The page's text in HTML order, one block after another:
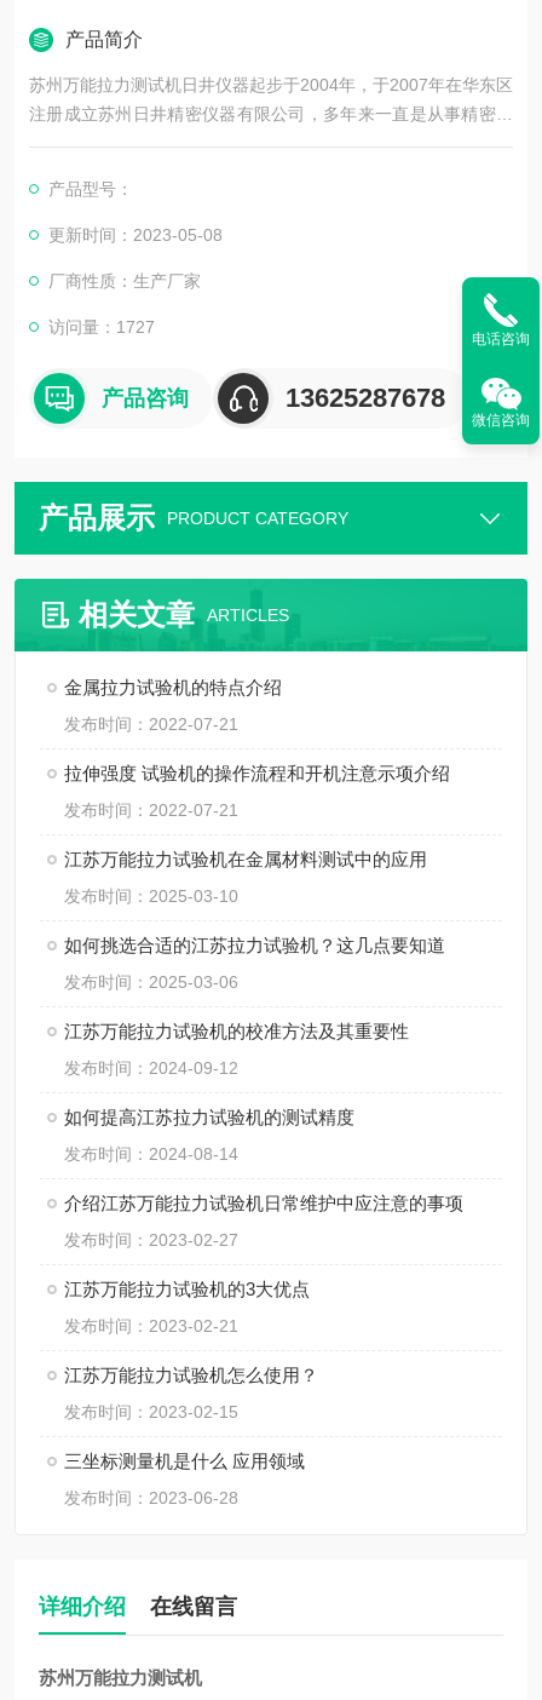
产品简介
苏州万能拉力测试机日井仪器起步于2004年，于2007年在华东区
注册成立苏州日井精密仪器有限公司，多年来一直是从事精密量
测仪器销售及配套售后维修服务为一体的精密仪器公司。
计，日本三丰影像测量仪，日本三丰二次元，日本三丰三次元三
坐标测量机等国外精密测量仪器。
产品型号：
更新时间：2023-05-08
厂商性质：生产厂家
访问量：1727
产品咨询 13625287678
产品展示 PRODUCT CATEGORY
相关文章 ARTICLES
金属拉力试验机的特点介绍
发布时间：2022-07-21
拉伸强度 试验机的操作流程和开机注意示项介绍
发布时间：2022-07-21
江苏万能拉力试验机在金属材料测试中的应用
发布时间：2025-03-10
如何挑选合适的江苏拉力试验机？这几点要知道
发布时间：2025-03-06
江苏万能拉力试验机的校准方法及其重要性
发布时间：2024-09-12
如何提高江苏拉力试验机的测试精度
发布时间：2024-08-14
介绍江苏万能拉力试验机日常维护中应注意的事项
发布时间：2023-02-27
江苏万能拉力试验机的3大优点
发布时间：2023-02-21
江苏万能拉力试验机怎么使用？
发布时间：2023-02-15
三坐标测量机是什么 应用领域
发布时间：2023-06-28
详细介绍 在线留言
苏州万能拉力测试机
电话咨询
微信咨询